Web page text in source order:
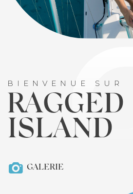
BIENVENUE SUR
RAGGED
ISLAND
GALERIE